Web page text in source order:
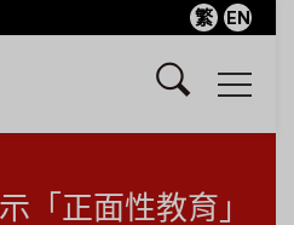
繁 EN
「正面性教育」